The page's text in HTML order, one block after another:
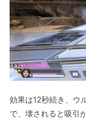
効果は12秒続き、ウ
で、壊されると吸引